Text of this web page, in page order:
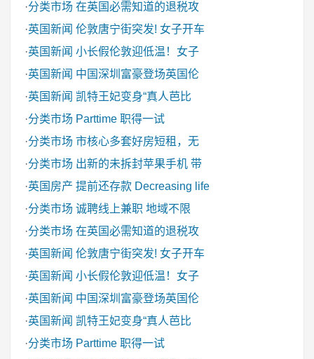
·分类市场 在英国必需知道的退税攻
·英国新闻 伦敦唐宁街突发! 女子开车
·英国新闻 小长假伦敦迎低温！女子
·英国新闻 中国深圳富豪登场英国伦
·英国新闻 凯特王妃变身“真人芭比
·分类市场 Parttime 职得一试
·分类市场 市核心多套好房短租，无
·分类市场 出新的未拆封苹果手机 带
·英国房产 提前还存款 Decreasing life
·分类市场 诚聘线上兼职 地域不限
·分类市场 在英国必需知道的退税攻
·英国新闻 伦敦唐宁街突发! 女子开车
·英国新闻 小长假伦敦迎低温！女子
·英国新闻 中国深圳富豪登场英国伦
·英国新闻 凯特王妃变身“真人芭比
·分类市场 Parttime 职得一试